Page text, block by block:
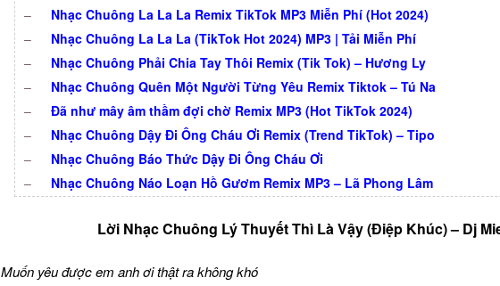
–
Nhạc Chuông La La La Remix TikTok MP3 Miễn Phí (Hot 2024)
–
Nhạc Chuông La La La (TikTok Hot 2024) MP3 | Tải Miễn Phí
–
Nhạc Chuông Phải Chia Tay Thôi Remix (Tik Tok) – Hương Ly
–
Nhạc Chuông Quên Một Người Từng Yêu Remix Tiktok – Tú Na
–
Đã như mây âm thầm đợi chờ Remix MP3 (Hot TikTok 2024)
–
Nhạc Chuông Dậy Đi Ông Cháu Ơi Remix (Trend TikTok) – Tipo
–
Nhạc Chuông Báo Thức Dậy Đi Ông Cháu Ơi
–
Nhạc Chuông Náo Loạn Hồ Gươm Remix MP3 – Lã Phong Lâm
Lời Nhạc Chuông Lý Thuyết Thì Là Vậy (Điệp Khúc) – Dj
Muốn yêu được em anh ơi thật ra không khó